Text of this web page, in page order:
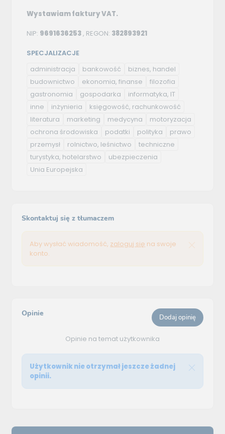
Wystawiam faktury VAT.
NIP: 9691636253, REGON: 382893921
SPECJALIZACJE
administracja
bankowość
biznes, handel
budownictwo
ekonomia, finanse
filozofia
gastronomia
gospodarka
informatyka, IT
inne
inżynieria
księgowość, rachunkowość
literatura
marketing medycyna
motoryzacja
ochrona środowiska
podatki polityka
prawo
przemysł
rolnictwo, leśnictwo
techniczne
turystyka, hotelarstwo
ubezpieczenia
Unia Europejska
Skontaktuj się z tłumaczem
Aby wysłać wiadomość, zaloguj się na swoje
konto.
Opinie Dodaj opinię
Opinie na temat użytkownika
Użytkownik nie otrzymał jeszcze żadnej
opinii.